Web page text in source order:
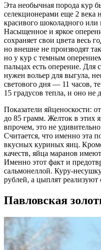
Эта необычная порода кур
селекционерами еще 2 века
красивого шоколадного или
Насыщенное и яркое
сохраняет свои цвета весь
но внешне не производят
но у кур с темным
пальцах есть оперение.
нужен вольер для выгула,
светового дня — 11 часов,
15 градусов тепла, и оно
Показатели яйценоскости:
до 85 грамм. Желток в этих
впрочем, это не
Считается, что именно эта
вкусных куриных яиц.
качеств, яйца маранов
Именно этот факт и
сальмонеллой. Куру-
рублей, а цыплят реализуют
Павловская